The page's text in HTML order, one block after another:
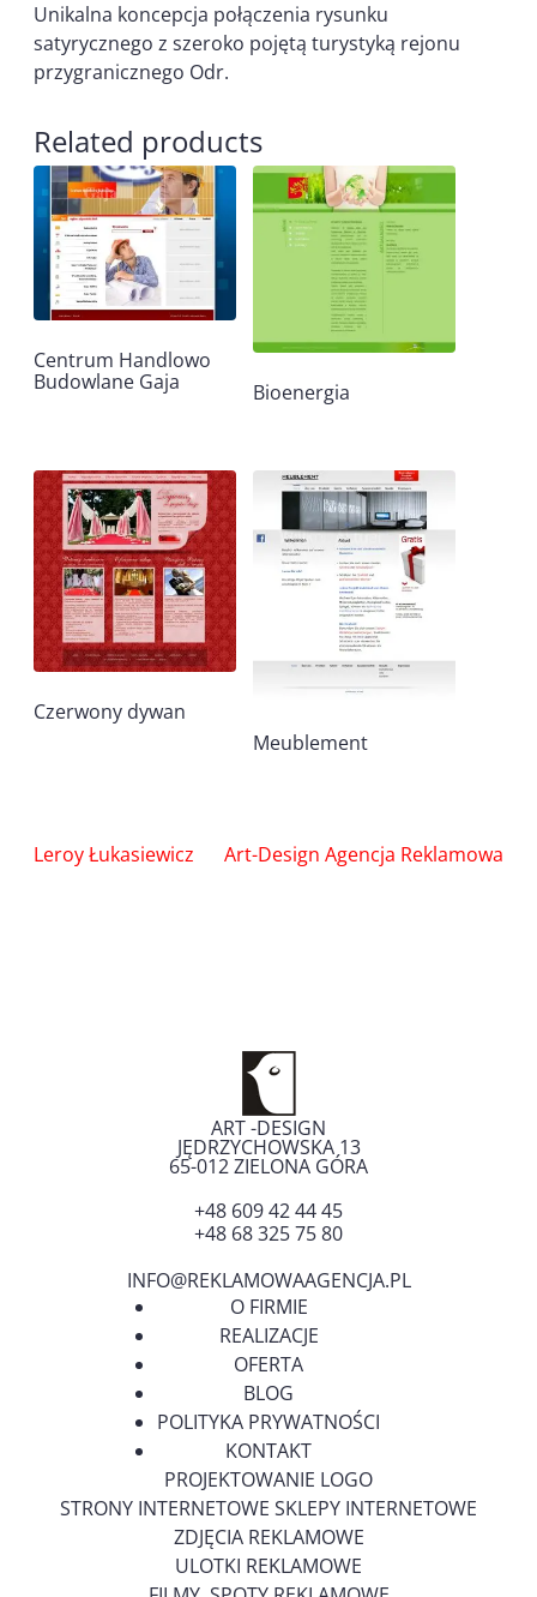
Unikalna koncepcja połączenia rysunku
satyrycznego z szeroko pojętą turystyką rejonu
przygranicznego Odr.
Related products
Centrum Handlowo
Budowlane Gaja
Bioenergia
Czerwony dywan
Meublement
Nawigacja
Leroy Łukasiewicz Art-Design Agencja Reklamowa
ART -DESIGN
JĘDRZYCHOWSKA 13
65-012ZIELONA GÓRA
+48 609 42 44 45
+48 68 325 75 80
INFO@REKLAMOWAAGENCJA.PL
O FIRMIE
REALIZACJE
OFERTA
BLOG
POLITYKA PRYWATNOŚCI
KONTAKT
PROJEKTOWANIE LOGO
STRONY INTERNETOWE SKLEPY INTERNETOWE
ZDJĘCIA REKLAMOWE
ULOTKI REKLAMOWE